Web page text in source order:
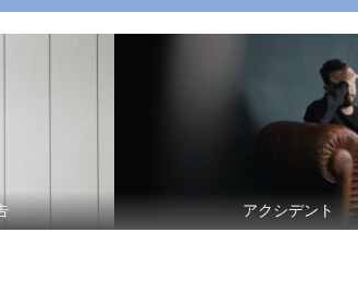
アクシデント